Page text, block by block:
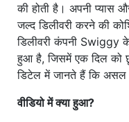
की होती है। अपनी प्यास
जल्द डिलीवरी करने की
डिलीवरी कंपनी Swiggy के
हुआ है, जिसमें एक दिल को
डिटेल में जानते हैं कि असल
वीडियो में क्या हुआ?